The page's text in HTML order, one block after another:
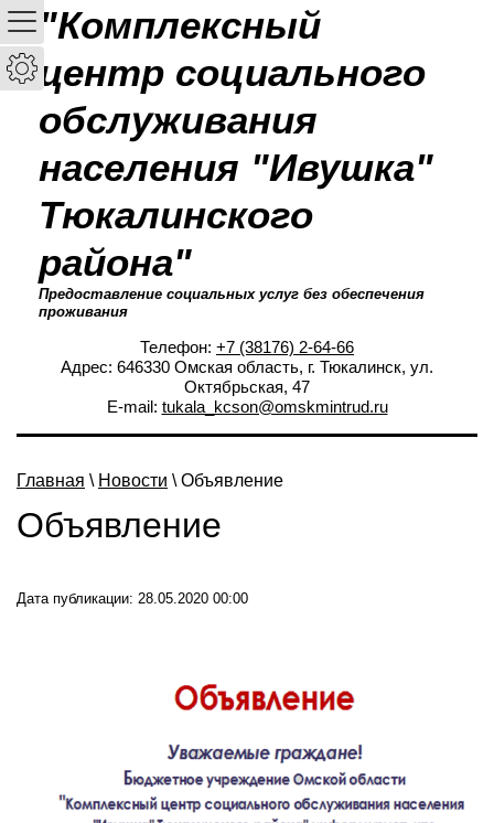
"Комплексный
центр социального
обслуживания
населения "Ивушка"
Тюкалинского
района"
Предоставление социальных услуг без обеспечения
проживания
Телефон: +7 (38176) 2-64-66
Адрес: 646330 Омская область, г. Тюкалинск, ул.
Октябрьская, 47
E-mail: tukala_kcson@omskmintrud.ru
Главная \ Новости \ Объявление
Объявление
Дата публикации: 28.05.2020 00:00